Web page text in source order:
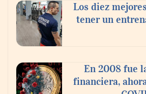
Los diez
tener un
En 2008 fue
financiera,